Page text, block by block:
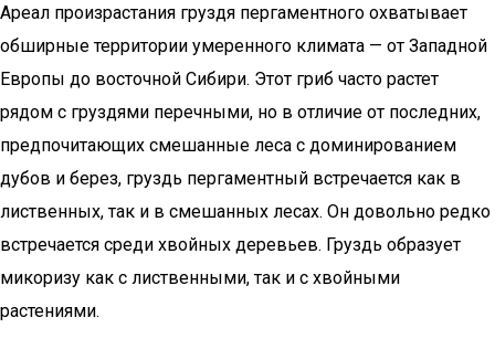
Ареал произрастания груздя пергаментного охватывает
обширные территории умеренного климата — от Западной
Европы до восточной Сибири. Этот гриб часто растет
рядом с груздями перечными, но в отличие от последних,
предпочитающих смешанные леса с доминированием
дубов и берез, груздь пергаментный встречается как в
лиственных, так и в смешанных лесах. Он довольно редко
встречается среди хвойных деревьев. Груздь образует
микоризу как с лиственными, так и с хвойными
растениями.